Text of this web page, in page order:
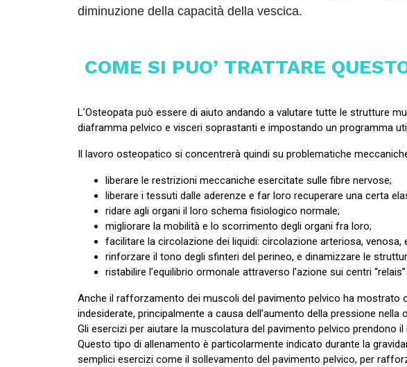
diminuzione della capacità della vescica.
COME SI PUO’ TRATTARE
L’Osteopata può essere di aiuto andando a valutare tutte le strutture
diaframma pelvico e visceri soprastanti e impostando un programma
Il lavoro osteopatico si concentrerà quindi su problematiche
liberare le restrizioni meccaniche esercitate sulle fibre nervose;
liberare i tessuti dalle aderenze e far loro recuperare una certa
ridare agli organi il loro schema fisiologico normale;
migliorare la mobilità e lo scorrimento degli organi fra loro;
facilitare la circolazione dei liquidi: circolazione arteriosa, venosa,
rinforzare il tono degli sfinteri del perineo, e dinamizzare le
ristabilire l’equilibrio ormonale attraverso l’azione sui centri
Anche il rafforzamento dei muscoli del pavimento pelvico ha mostrato
indesiderate, principalmente a causa dell’aumento della pressione nella
Gli esercizi per aiutare la muscolatura del pavimento pelvico prendono
Questo tipo di allenamento è particolarmente indicato durante la
semplici esercizi come il sollevamento del pavimento pelvico, per